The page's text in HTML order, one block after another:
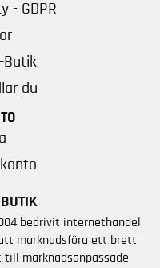
- GDPR
Butik
du
bedrivit internethandel
marknadsföra ett brett
marknadsanpassade